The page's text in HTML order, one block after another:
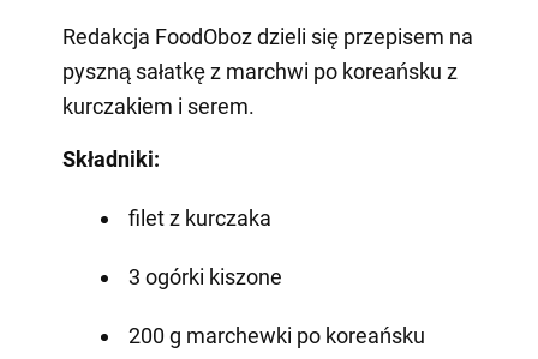
Redakcja FoodOboz dzieli się przepisem na
pyszną sałatkę z marchwi po koreańsku z
kurczakiem i serem.
Składniki:
filet z kurczaka
3 ogórki kiszone
200 g marchewki po koreańsku